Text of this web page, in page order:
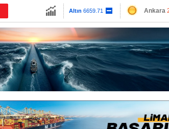
Altın 6659.71
Euro55.1258
Ankara
Antalya
Muğla